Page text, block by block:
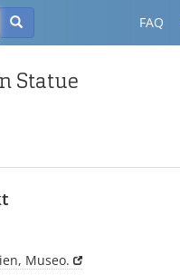
FAQ
Statue
Museo.